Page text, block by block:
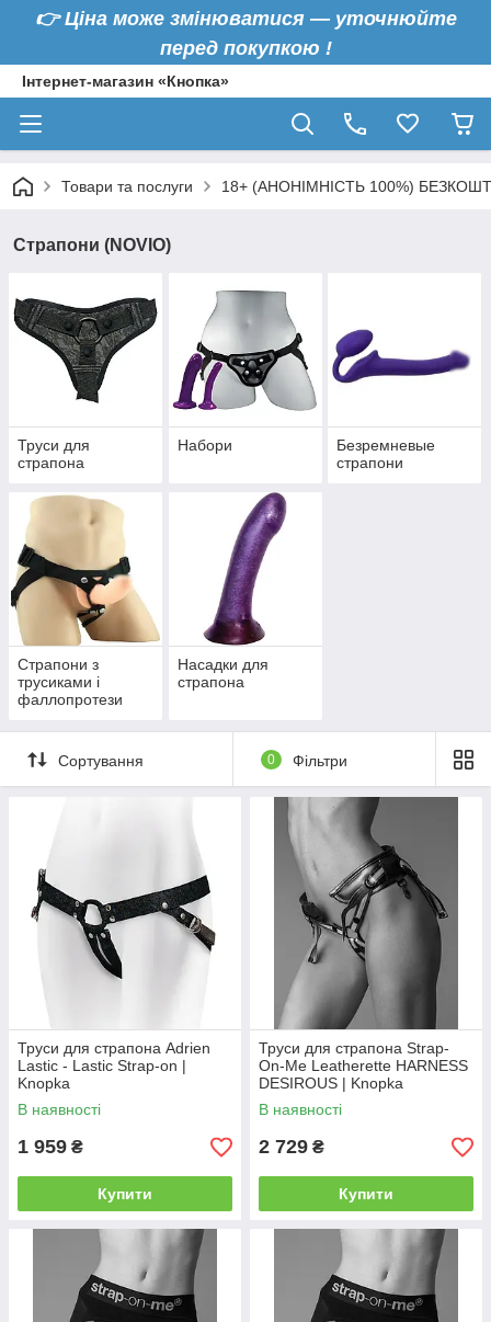
👉Ціна може змінюватися — уточнюйте
перед покупкою !
Інтернет-магазин «Кнопка»
Товари та послуги 18+ (АНОНІМНІСТЬ 100%)
Страпони (NOVIO)
Труси для
страпона
Набори
Безремневые
страпони
Страпони з
трусиками і
фаллопротези
Насадки для
страпона
Сортування 0 Фільтри
Труси для страпона Adrien
Lastic - Lastic Strap-on |
Knopka
В наявності
1 959 ₴
Купити
Труси для страпона Strap-
On-Me Leatherette HARNESS
DESIROUS | Knopka
В наявності
2 729 ₴
Купити